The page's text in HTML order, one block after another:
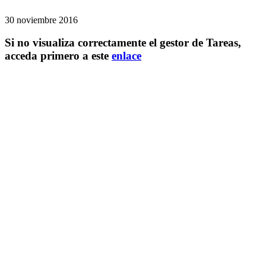
30 noviembre 2016
Si no visualiza correctamente el gestor de Tareas,
acceda primero a este enlace